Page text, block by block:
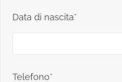
Data di nascita*
Telefono*